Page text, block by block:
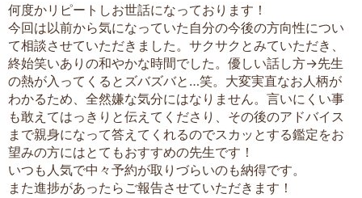
何度かリピートしお世話になっております！
今回は以前から気になっていた自分の今後の方向性につい
て相談させていただきました。サクサクとみていただき、
終始笑いありの和やかな時間でした。優しい話し方→先生
の熱が入ってくるとズバズバと…笑。大変実直なお人柄が
わかるため、全然嫌な気分にはなりません。言いにくい事
も敢えてはっきりと伝えてくださり、その後のアドバイス
まで親身になって答えてくれるのでスカッとする鑑定をお
望みの方にはとてもおすすめの先生です！
いつも人気で中々予約が取りづらいのも納得です。
また進捗があったらご報告させていただきます！